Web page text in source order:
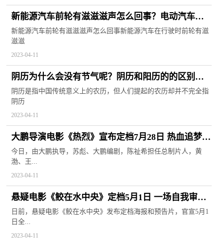
新能源汽车前轮有滋滋滋声怎么回事？电动汽车挂
不上档什么原因？ 全球通讯
新能源汽车前轮有滋滋滋声怎么回事新能源汽车在行驶时前轮有滋
滋滋
2023-04-11
阴历为什么会没有节气呢？阴历和阳历的的区别有
哪些呢？
阴历是指中国传统意义上的农历，但人们提起的农历却并不完全指
阴历
2023-04-11
大鹏导演电影《热烈》宣布定档7月28日 热血追梦初
心不悔 全球新视野
今日，由大鹏执导，苏彪、大鹏编剧，陈祉希担任总制片人，黄
渤、王...
2023-04-11
悬疑电影《鲛在水中央》定档5月1日 一场自我审判
的“杀人回忆” 世界播报
日前，悬疑电影《鲛在水中央》发布定档海报和预告片，官宣5月1
日全...
2023-04-11